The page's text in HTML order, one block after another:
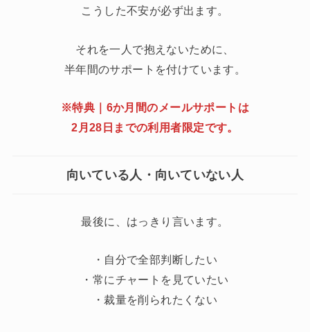
こうした不安が必ず出ます。
それを一人で抱えないために、
半年間のサポートを付けています。
※特典｜6か月間のメールサポートは
2月28日までの利用者限定です。
向いている人・向いていない人
最後に、はっきり言います。
・自分で全部判断したい
・常にチャートを見ていたい
・裁量を削られたくない